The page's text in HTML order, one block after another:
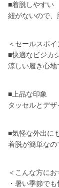
■着脱しやすい
紐がないので、
＜セールスポイ
■快適なビジカ
涼しい履き心地
■上品な印象
タッセルとデザ
■気軽な外出に
着脱が簡単なの
＜こんな方にお
・暑い季節で